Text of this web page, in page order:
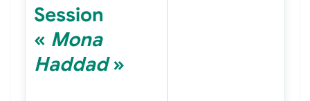
Session
« Mona
Haddad»